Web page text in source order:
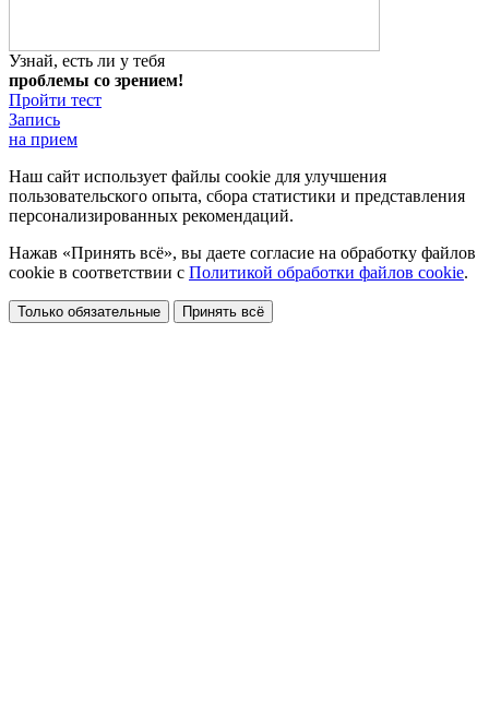
Узнай, есть ли у тебя
проблемы со зрением!
Пройти тест
Запись
на прием
Наш сайт использует файлы cookie для улучшения
пользовательского опыта, сбора статистики и представления
персонализированных рекомендаций.
Нажав «Принять всё», вы даете согласие на обработку файлов
cookie в соответствии с Политикой обработки файлов cookie.
Только обязательные Принять всё